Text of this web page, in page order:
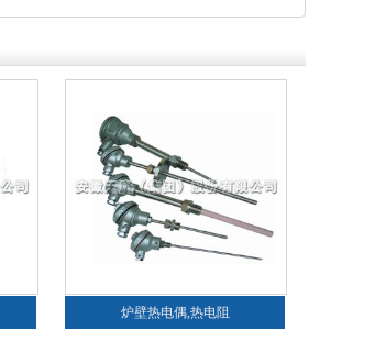
炉壁热电偶,热电阻